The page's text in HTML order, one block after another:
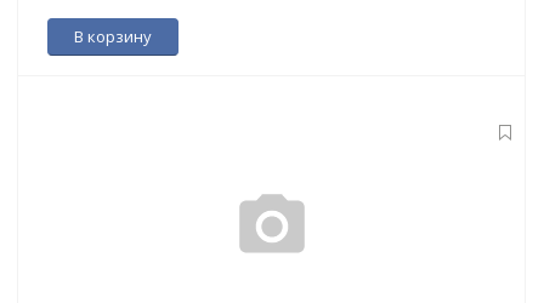
В корзину